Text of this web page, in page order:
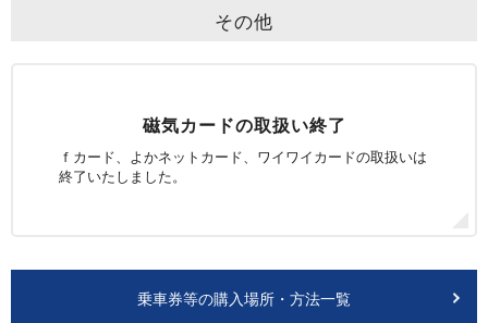
その他
磁気カードの取扱い終了
ｆカード、よかネットカード、ワイワイカードの取扱いは
終了いたしました。
乗車券等の購入場所・方法一覧